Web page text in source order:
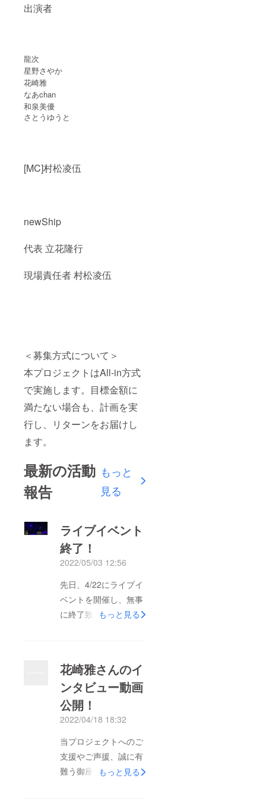
出演者
龍次
星野さやか
花崎雅
なあchan
和泉美優
さとうゆうと
[MC]村松凌伍
newShip
代表 立花隆行
現場責任者 村松凌伍
＜募集方式について＞
本プロジェクトはAll-in方式
で実施します。目標金額に
満たない場合も、計画を実
行し、リターンをお届けし
ます。
最新の活動
報告
もっと
見る
ライブイベント
終了！
2022/05/03 12:56
先日、4/22にライブイ
ベントを開催し、無事
に終了致しました。各
イブイベントで一番楽
しかった」「次回があ
れば是非参加したい」
などのお声を頂戴しま
いただいた皆様、ま
た、当クラウドファン
ディングをご支援頂き
もっと見る
花崎雅さんのイ
ンタビュー動画
公開！
2022/04/18 18:32
当プロジェクトへのご
支援やご声援、誠に有
難う御座います！主催
もっと見る